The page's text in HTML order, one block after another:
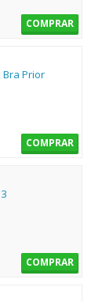
COMPRAR
Prior
COMPRAR
COMPRAR